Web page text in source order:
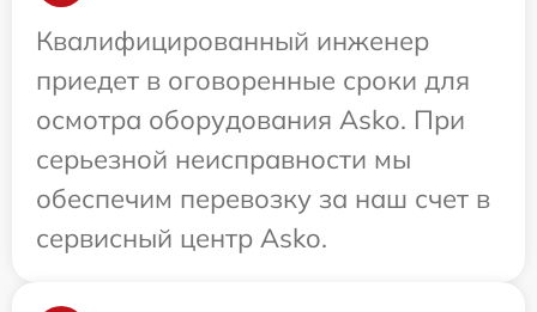
Квалифицированный инженер
приедет в оговоренные сроки для
осмотра оборудования Asko. При
серьезной неисправности мы
обеспечим перевозку за наш счет в
сервисный центр Asko.